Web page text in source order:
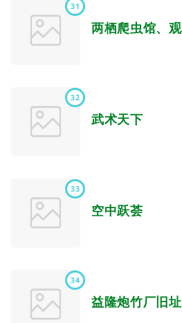
31
两栖爬虫馆、
32
武术天下
33
空中跃荟
34
益隆炮竹厂旧址